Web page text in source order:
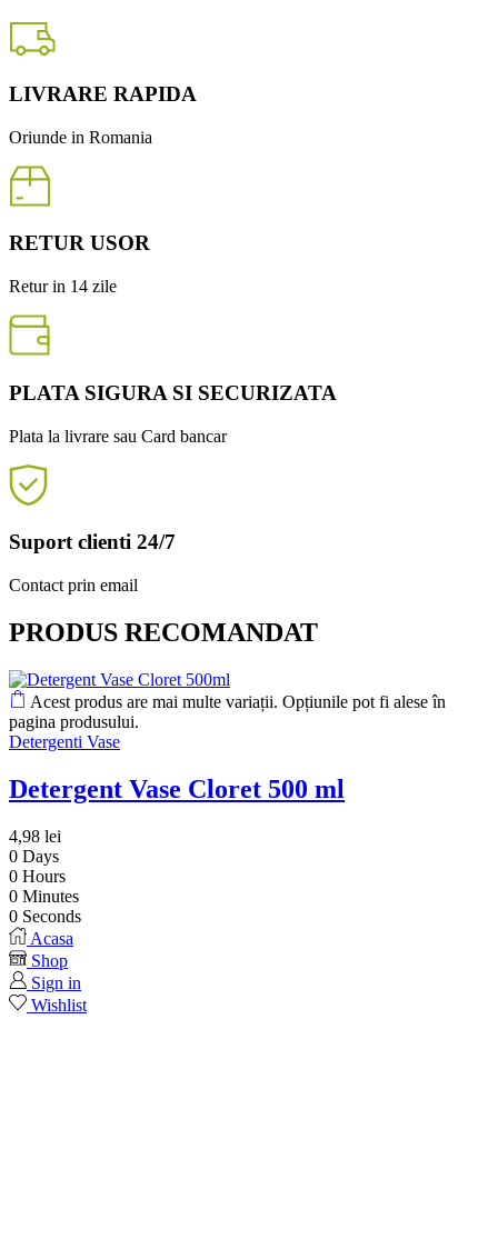
LIVRARE RAPIDA
Oriunde in Romania
RETUR USOR
Retur in 14 zile
PLATA SIGURA SI SECURIZATA
Plata la livrare sau Card bancar
Suport clienti 24/7
Contact prin email
PRODUS RECOMANDAT
Acest produs are mai multe variații. Opțiunile pot fi alese în
pagina produsului.
Detergenti Vase
Detergent Vase Cloret 500 ml
4,98 lei
0 Days
0 Hours
0 Minutes
0 Seconds
Acasa
Shop
Sign in
Wishlist